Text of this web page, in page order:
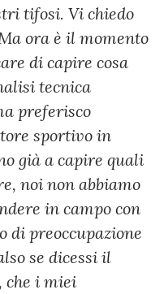
tifosi. Vi chiedo
ora è il momento
di capire cosa
tecnica
preferisco
sportivo in
già a capire quali
noi non abbiamo
in campo con
di preoccupazione
se dicessi il
che i miei